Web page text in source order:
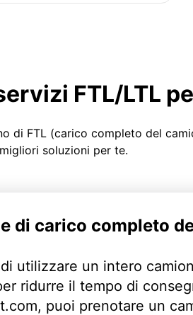
FTL/LTL
di FTL (carico completo del
soluzioni per te.
di carico completo
utilizzare un intero
ridurre il tempo di
puoi prenotare un